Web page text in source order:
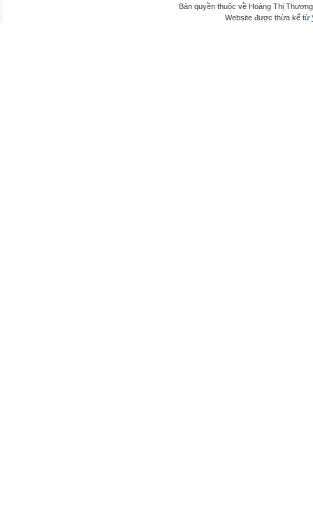
Bản quyền thuộc về Hoàng Thị
Website được thừa kế từ